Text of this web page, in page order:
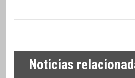
Noticias